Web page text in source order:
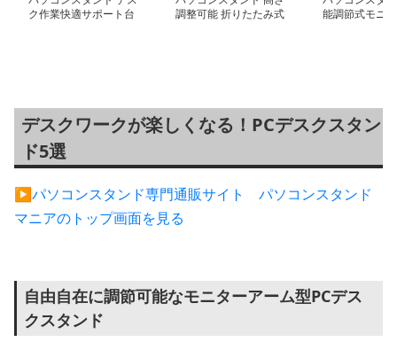
ク作業快適サポート台
調整可能 折りたたみ式
能調節式モニ
デスクワークが楽しくなる！PCデスクスタン
ド5選
▶︎パソコンスタンド専門通販サイト パソコンスタンド
マニアのトップ画面を見る
自由自在に調節可能なモニターアーム型PCデス
クスタンド